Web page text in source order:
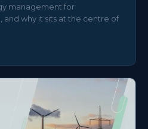
management for
why it sits at the centre of